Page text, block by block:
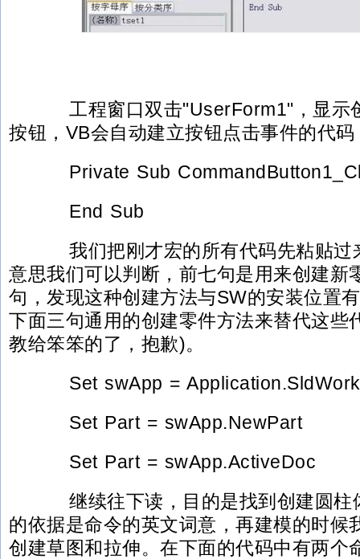
工程窗口双击"UserForm1"，显示
按钮，VB会自动建立按钮点击事件的代码
Private Sub
End Sub
我们把刚才宏的所有代码先粘贴过
意思我们可以判断，前七句是用来创建新
句，发现这种创建方法与SW的安装位置
下面三句通用的创建零件方法来替代这些
教给笨笨的了，抱歉)。
Set swApp =
Set Part = swApp.NewPart
Set Part = swApp.ActiveDoc
继续往下读，目的是找到创建圆柱
的依据是命令的英文词意，再建模的时候
创建草图和拉伸。在下面的代码中有两个